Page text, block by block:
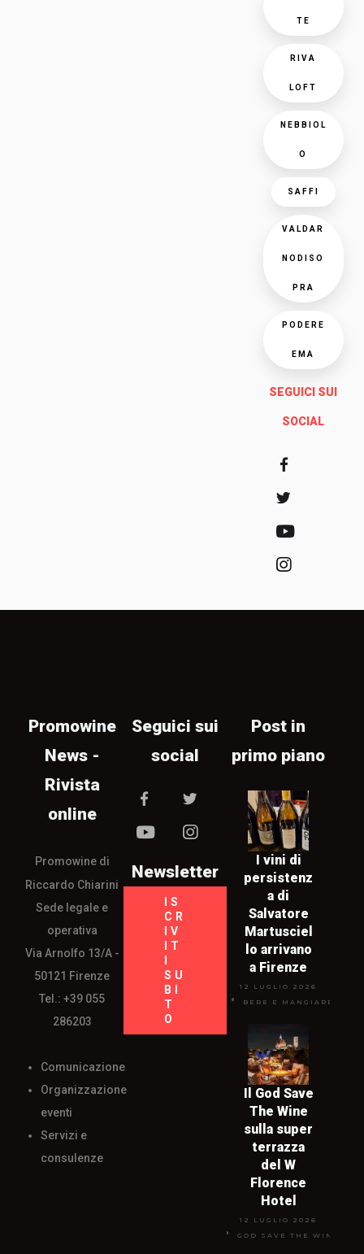
TE
RIVA
LOFT
NEBBIOL
O
SAFFI
VALDAR
NODISO
PRA
PODERE
EMA
SEGUICI SUI
SOCIAL
Promowine
News -
Rivista
online
Promowine di
Riccardo Chiarini
Sede legale e
operativa
Via Arnolfo 13/A -
50121 Firenze
Tel.: +39 055
286203
Comunicazione
Organizzazione
eventi
Servizi e
consulenze
Seguici sui
social
Newsletter
IS
CR
IV
IT
SU
BI
T
O
Post in
primo piano
I vini di
persistenz
a di
Salvatore
Martusciel
lo arrivano
a Firenze
12 LUGLIO 2026
BERE E MANGIARE
Il God Save
The Wine
sulla super
terrazza
del W
Florence
Hotel
12 LUGLIO 2026
GOD SAVE THE WINE